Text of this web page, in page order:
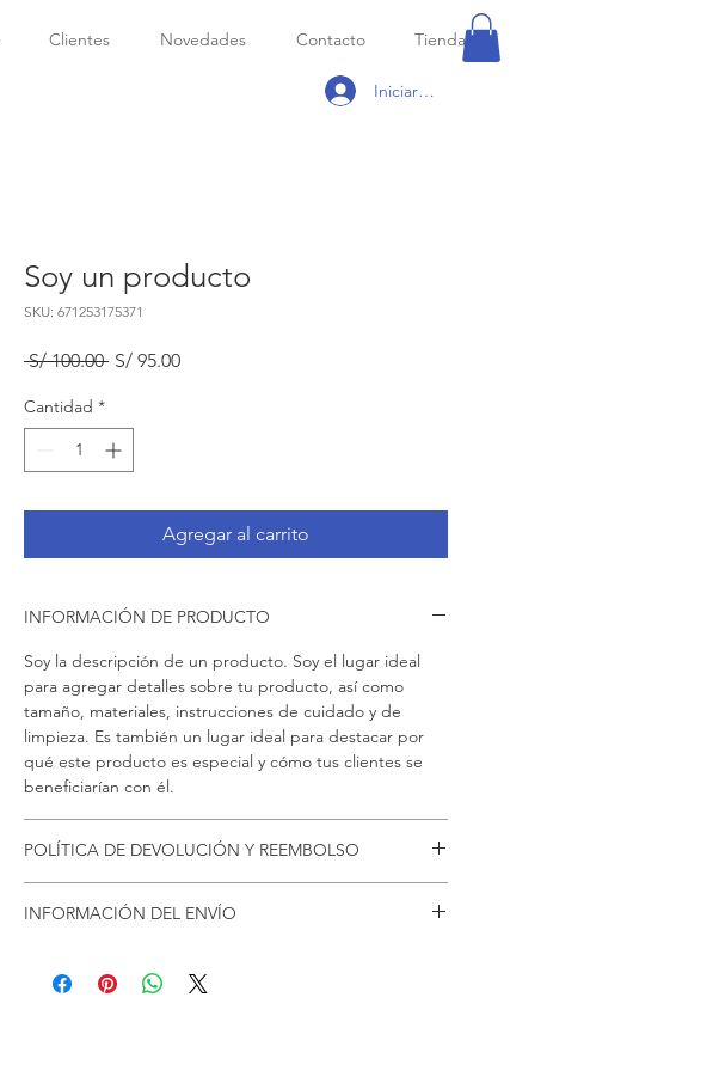
Clientes Novedades Contacto Tienda
Iniciar sesión
Soy un producto
SKU: 671253175371
S/ 100.00 Precio
S/ 95.00Precio
Cantidad *
Agregar al carrito
INFORMACIÓN DE PRODUCTO
Soy la descripción de un producto. Soy el lugar ideal
para agregar detalles sobre tu producto, así como
tamaño, materiales, instrucciones de cuidado y de
limpieza. Es también un lugar ideal para destacar por
qué este producto es especial y cómo tus clientes se
beneficiarían con él.
POLÍTICA DE DEVOLUCIÓN Y REEMBOLSO
oportunidad ideal para explicarles a tus clientes qué
Al ofrecerles una política de reembolso clara y sencilla,
generas confianza y credibilidad en tus clientes, pues
INFORMACIÓN DEL ENVÍO
información sobre tus métodos de envío, costos y